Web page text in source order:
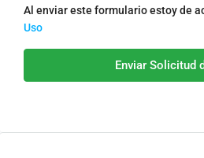
Al enviar este formulario estoy de
Uso
Enviar Solicitud